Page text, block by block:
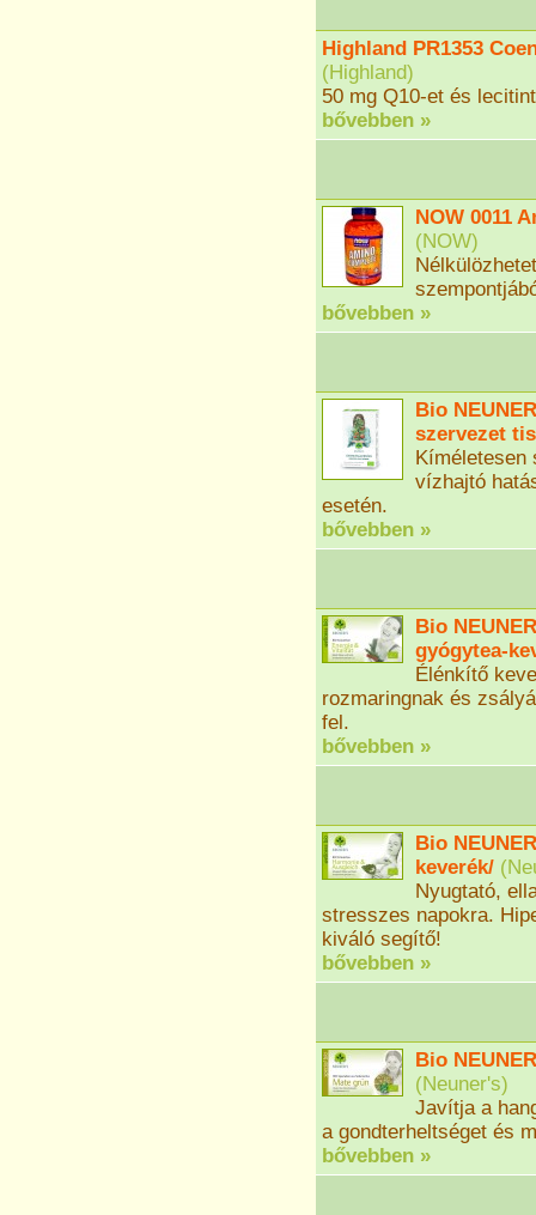
Highland PR1353
(Highland)
50 mg Q10-et és
bővebben »
NOW 0011
(NOW)
bővebben »
Bio
szervezet
Kíméletesen
vízhajtó
esetén.
bővebben »
Bio
gyógytea-
Élénkítő
rozmaringnak és
fel.
bővebben »
Bio
keverék/ (
Nyugtató,
stresszes napokra.
kiváló segítő!
bővebben »
Bio
(Neuner's)
Javítja a
a gondterheltséget és
bővebben »